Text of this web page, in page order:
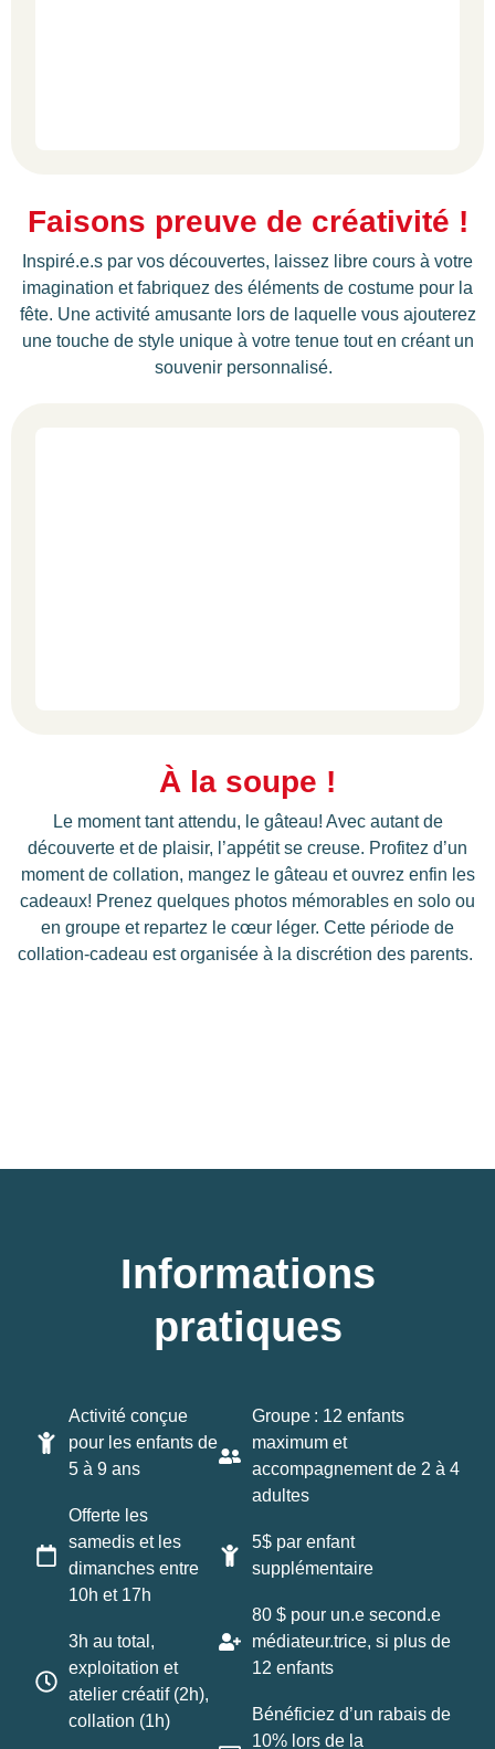
Faisons preuve de créativité !
Inspiré.e.s par vos découvertes, laissez libre cours à votre
imagination et fabriquez des éléments de costume pour la
fête. Une activité amusante lors de laquelle vous ajouterez
une touche de style unique à votre tenue tout en créant un
souvenir personnalisé.
À la soupe !
Le moment tant attendu, le gâteau! Avec autant de
découverte et de plaisir, l’appétit se creuse. Profitez d’un
moment de collation, mangez le gâteau et ouvrez enfin les
cadeaux! Prenez quelques photos mémorables en solo ou
en groupe et repartez le cœur léger. Cette période de
collation-cadeau est organisée à la discrétion des parents.
Informations
pratiques
Activité conçue
pour les enfants de
5 à 9 ans
Offerte les
samedis et les
dimanches entre
10h et 17h
3h au total,
exploitation et
atelier créatif (2h),
collation (1h)
Groupe : 12 enfants
maximum et
accompagnement de 2 à 4
adultes
5$ par enfant
supplémentaire
80 $ pour un.e second.e
médiateur.trice, si plus de
12 enfants
Bénéficiez d’un rabais de
10% lors de la